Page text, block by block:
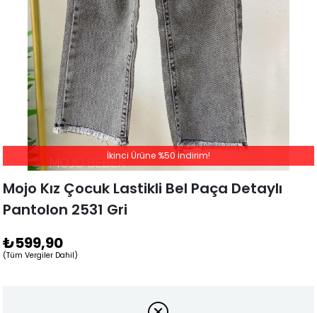
Mojo Kız Çocuk Lastikli Bel Paça Detaylı
Pantolon 2531 Gri
₺599,90
(Tüm Vergiler Dahil)
İkinci Ürüne %50 İndirim!